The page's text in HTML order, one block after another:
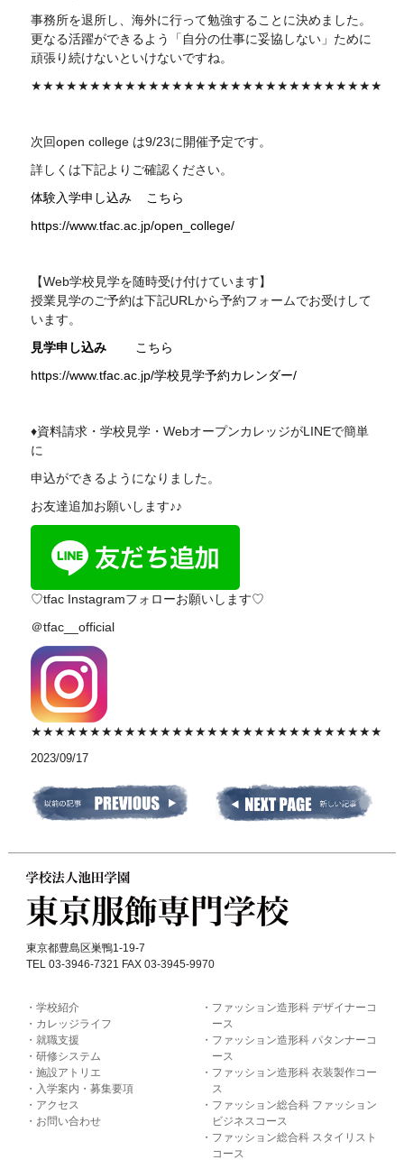
事務所を退所し、海外に行って勉強することに決めました。
更なる活躍ができるよう「自分の仕事に妥協しない」ために
頑張り続けないといけないですね。
★★★★★★★★★★★★★★★★★★★★★★★★★★★★★★
次回open college は9/23に開催予定です。
詳しくは下記よりご確認ください。
体験入学申し込み
こちら
https://www.tfac.ac.jp/open_college/
【Web学校見学を随時受け付けています】
授業見学のご予約は下記URL から予約フォームでお受けして
います。
見学申し込み
こちら
https://www.tfac.ac.jp/学校見学予約カレンダー/
♦資料請求・学校見学・WebオープンカレッジがLINEで簡単
に
申込ができるようになりました。
お友達追加お願いします♪♪
♡tfac Instagramフォローお願いします♡
＠tfac__official
★★★★★★★★★★★★★★★★★★★★★★★★★★★★★★
2023/09/17
東京都豊島区巣鴨1-19-7
TEL 03-3946-7321 FAX 03-3945-9970
学校紹介
カレッジライフ
就職支援
研修システム
施設アトリエ
入学案内・募集要項
アクセス
お問い合わせ
ファッション造形科 デザイナーコ
ース
ファッション造形科 パタンナーコ
ース
ファッション造形科 衣装製作コー
ス
ファッション総合科 ファッション
ビジネスコース
ファッション総合科 スタイリスト
コース